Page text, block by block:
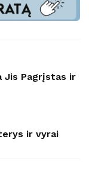
Jis Pagrįstas ir
ir vyrai